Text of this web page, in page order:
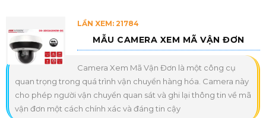
LẦN XEM: 21784
MẪU CAMERA XEM MÃ VẬN ĐƠN
Camera Xem Mã Vận Đơn là một công cụ
quan trọng trong quá trình vận chuyển hàng hóa. Camera này
cho phép người vận chuyển quan sát và ghi lại thông tin về mã
vận đơn một cách chính xác và đáng tin cậy